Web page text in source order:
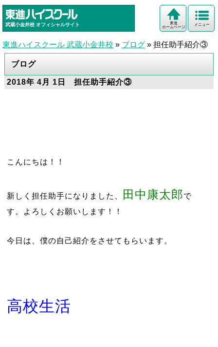
武蔵小金井校 オフィシャルサイト メニュー
東進
ホームページ
東進ハイスクール 武蔵小金井校 » ブログ » 担任助手紹介③
ブログ
2018年 4月 1日 担任助手紹介③
こんにちは！！
新しく担任助手になりました、 田中康太郎で
す。
よろしくお願いします！！
今日は、僕の自己紹介をさせてもらいます。
高校生活